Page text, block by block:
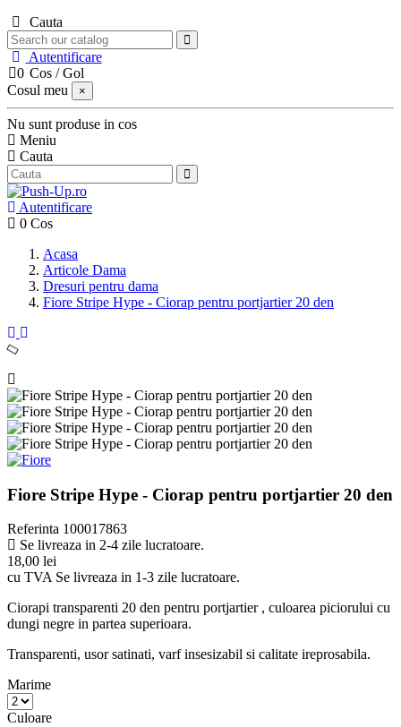
Cauta
Autentificare
0 Cos /Gol
Cosul meu
×
Nu sunt produse in cos
Meniu
Cauta
Autentificare
0 Cos
Acasa
Articole Dama
Dresuri pentru dama
Fiore Stripe Hype - Ciorap pentru portjartier 20 den
Fiore Stripe Hype - Ciorap pentru portjartier 20 den
Referinta 100017863
Se livreaza in 2-4 zile lucratoare.
18,00 lei
cu TVA Se livreaza in 1-3 zile lucratoare.
Ciorapi transparenti 20 den pentru portjartier , culoarea piciorului cu
dungi negre in partea superioara.
Transparenti, usor satinati, varf insesizabil si calitate ireprosabila.
Marime
Culoare